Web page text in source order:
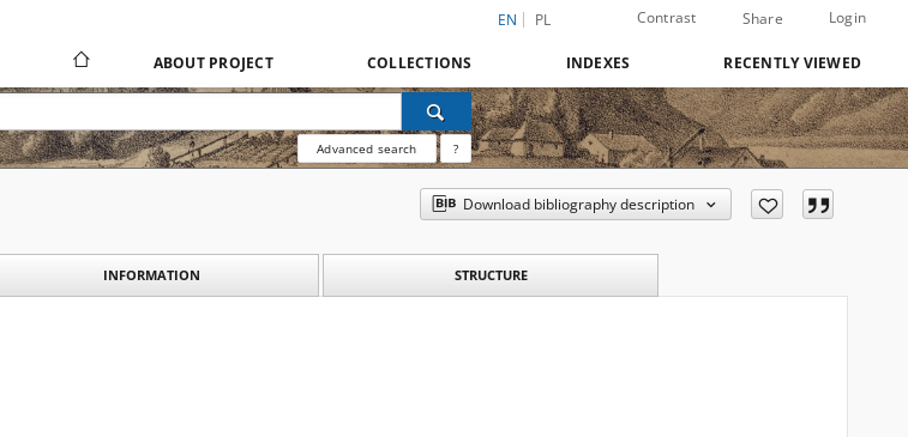
EN PL Contrast Share Login
ABOUT PROJECT COLLECTIONS INDEXES RECENTLY VIEWED
Advanced search ?
Download bibliography description
INFORMATION STRUCTURE